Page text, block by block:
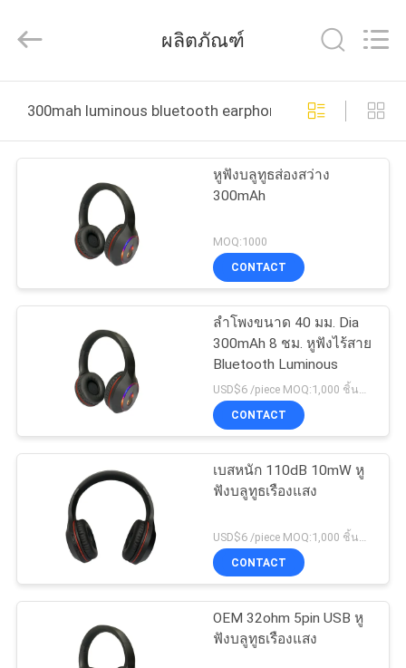
บ้าน
ผลิตภัณฑ์
กับ
โรงงาน
ควบคุม
คุณภาพ
ติดต่อ
2026
Co,ltd.
Reserved.
ผลิตภัณฑ์
300mah luminous bluetooth earphones ผลิตออนไลน์
หูฟังบลูทูธส่องสว่าง
300mAh
MOQ:1000
CONTACT
ลำโพงขนาด 40 มม. Dia
300mAh 8 ชม. หูฟังไร้สาย
Bluetooth Luminous
CONTACT
เบสหนัก 110dB 10mW หู
ฟังบลูทูธเรืองแสง
CONTACT
OEM 32ohm 5pin USB หู
ฟังบลูทูธเรืองแสง